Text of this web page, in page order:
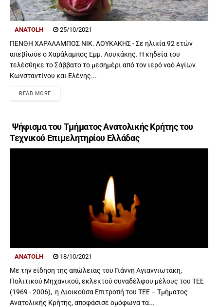
ANATOLH 25/10/2021
ΠΕΝΘΗ ΧΑΡΑΛΑΜΠΟΣ ΝΙΚ. ΛΟΥΚΑΚΗΣ - Σε ηλικία 92 ετών
απεβίωσε ο Χαράλαμπος Εμμ. Λουκάκης. Η κηδεία του
τελέσθηκε το Σάββατο το μεσημέρι από τον ιερό ναό Αγίων
Κωνσταντίνου και Ελένης...
READ MORE
Ψήφισμα του Τμήματος Ανατολικής Κρήτης του
Τεχνικού Επιμελητηρίου Ελλάδας
ANATOLH 18/10/2021
Με την είδηση της απώλειας του Γιάννη Αγιαννιωτάκη,
Πολιτικού Μηχανικού, εκλεκτού συναδέλφου μέλους του ΤΕΕ
(1969 - 2006), η Διοικούσα Επιτροπή του ΤΕΕ – Τμήματος
Ανατολικής Κρήτης, αποφάσισε ομόφωνα τα...